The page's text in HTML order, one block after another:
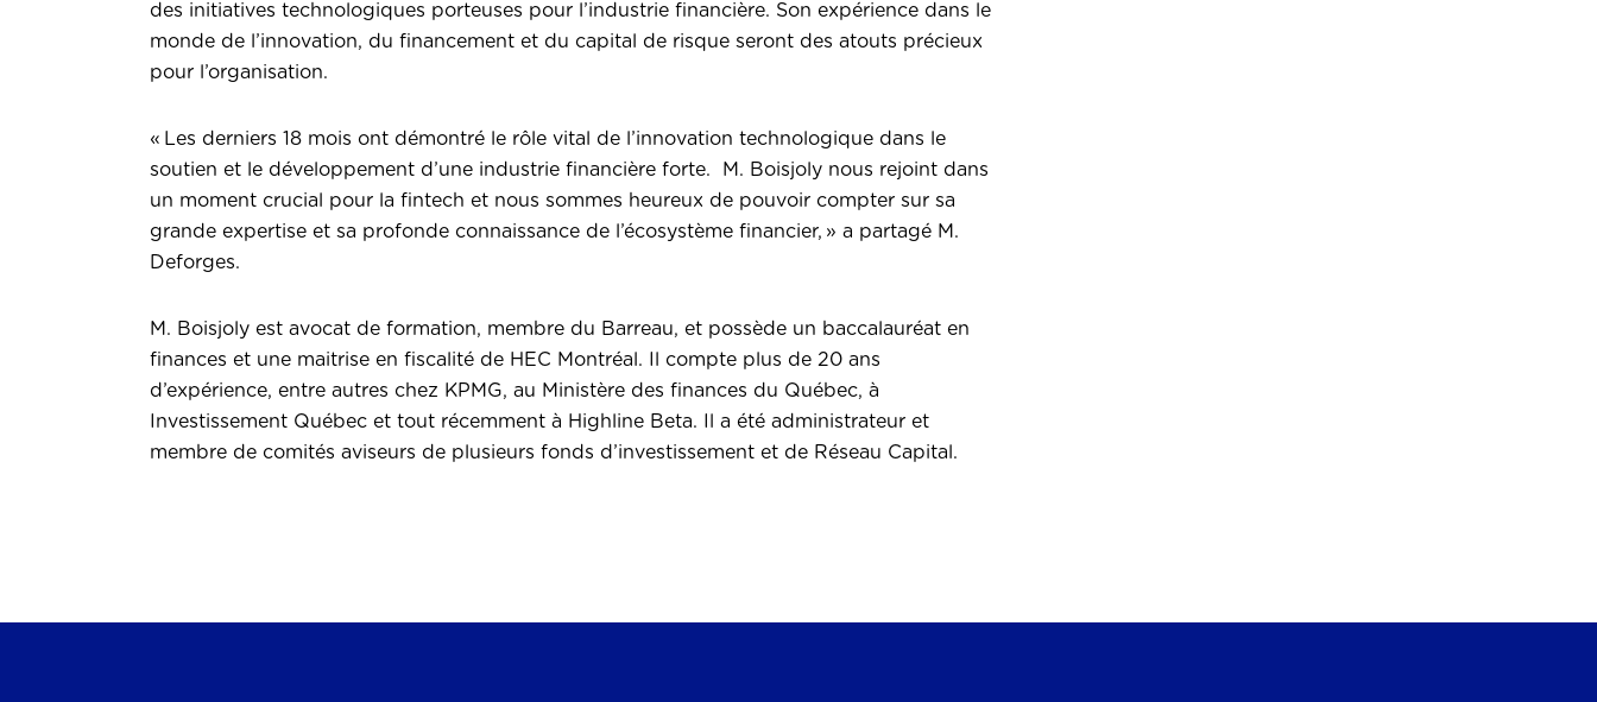
des initiatives technologiques porteuses pour l’industrie financière. Son expérience dans le
monde de l’innovation, du financement et du capital de risque seront des atouts précieux
pour l’organisation.
« Les derniers 18 mois ont démontré le rôle vital de l’innovation technologique dans le
soutien et le développement d’une industrie financière forte. M. Boisjoly nous rejoint dans
un moment crucial pour la fintech et nous sommes heureux de pouvoir compter sur sa
grande expertise et sa profonde connaissance de l’écosystème financier, » a partagé M.
Deforges.
M. Boisjoly est avocat de formation, membre du Barreau, et possède un baccalauréat en
finances et une maitrise en fiscalité de HEC Montréal. Il compte plus de 20 ans
d’expérience, entre autres chez KPMG, au Ministère des finances du Québec, à
Investissement Québec et tout récemment à Highline Beta. Il a été administrateur et
membre de comités aviseurs de plusieurs fonds d’investissement et de Réseau Capital.